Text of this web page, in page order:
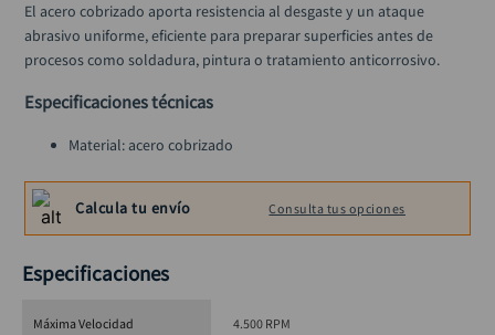
El acero cobrizado aporta resistencia al desgaste y un ataque
abrasivo uniforme, eficiente para preparar superficies antes de
procesos como soldadura, pintura o tratamiento anticorrosivo.
Especificaciones técnicas
Material: acero cobrizado
RPM máximas: 4.500
Aplicaciones: limpieza y preparación de superficies metálicas
Tipo de herramienta: grata tipo brocha para taladro
Calcula tu envío Consulta tus opciones
Especificaciones
Máxima Velocidad 4.500 RPM